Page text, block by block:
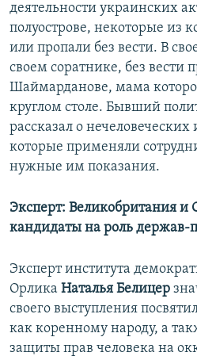
деятельности украинских
полуострове, некоторые из
или пропали без вести. В
своем соратнике, без
Шаймарданове, мама
круглом столе. Бывший
рассказал о
которые применяли
нужные им показания.
Эксперт: Великобритания
кандидаты на роль держав-
Эксперт института
Орлика Наталья Белицер
своего выступления
как коренному народу, а
защиты прав человека на